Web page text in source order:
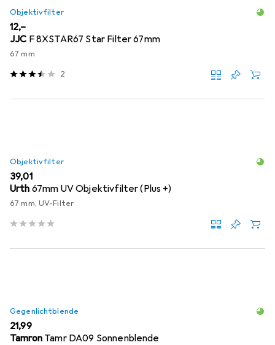
Objektivfilter
EUR
12,–
JJC F 8XSTAR67 Star Filter 67mm
67 mm
2
Objektivfilter
EUR
39,01
Urth 67mm UV Objektivfilter (Plus +)
67 mm, UV-Filter
Gegenlichtblende
EUR
21,99
Tamron Tamr DA09 Sonnenblende